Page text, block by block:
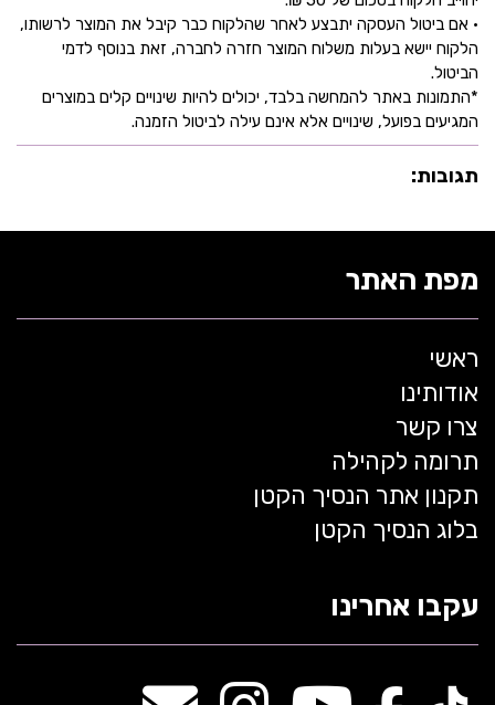
• אם ביטול העסקה יתבצע לאחר שהלקוח כבר קיבל את המוצר לרשותו,
הלקוח יישא בעלות משלוח המוצר חזרה לחברה, זאת בנוסף לדמי
הביטול.
*התמונות באתר להמחשה בלבד, יכולים להיות שינויים קלים במוצרים
המגיעים בפועל, שינויים אלא אינם עילה לביטול הזמנה.
תגובות:
מפת האתר
ראשי
אודותינו
צרו קשר
תרומה לקהילה
תקנון אתר הנסיך הקטן
בלוג הנסיך הקטן
עקבו אחרינו